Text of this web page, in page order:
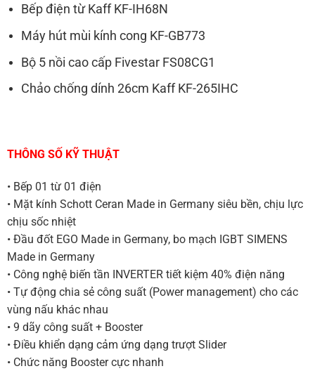
Bếp điện từ Kaff KF-IH68N
Máy hút mùi kính cong KF-GB773
Bộ 5 nồi cao cấp Fivestar FS08CG1
Chảo chống dính 26cm Kaff KF-265IHC
THÔNG SỐ KỸ THUẬT
• Bếp 01 từ 01 điện
• Mặt kính Schott Ceran Made in Germany siêu bền, chịu lực
chịu sốc nhiệt
• Đầu đốt EGO Made in Germany, bo mạch IGBT SIMENS
Made in Germany
• Công nghệ biến tần INVERTER tiết kiệm 40% điện năng
• Tự động chia sẻ công suất (Power management) cho các
vùng nấu khác nhau
• 9 dãy công suất + Booster
• Điều khiển dạng cảm ứng dạng trượt Slider
• Chức năng Booster cực nhanh